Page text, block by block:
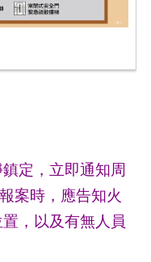
定，立即通知周
案時，應告知火
，以及有無人員